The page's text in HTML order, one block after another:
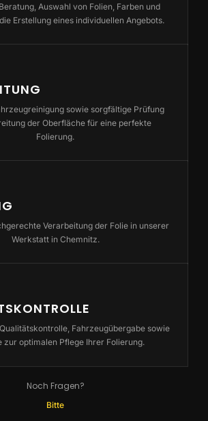
Auswahl von Folien, Farben und
Erstellung eines individuellen Angebots.
sowie sorgfältige Prüfung
der Oberfläche für eine perfekte
Folierung.
Verarbeitung der Folie in unserer
Werkstatt in Chemnitz.
Fahrzeugübergabe sowie
zur optimalen Pflege Ihrer Folierung.
Bitte
Noch Fragen?